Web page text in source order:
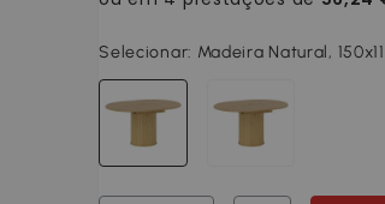
Selecionar: Madeira Natural,